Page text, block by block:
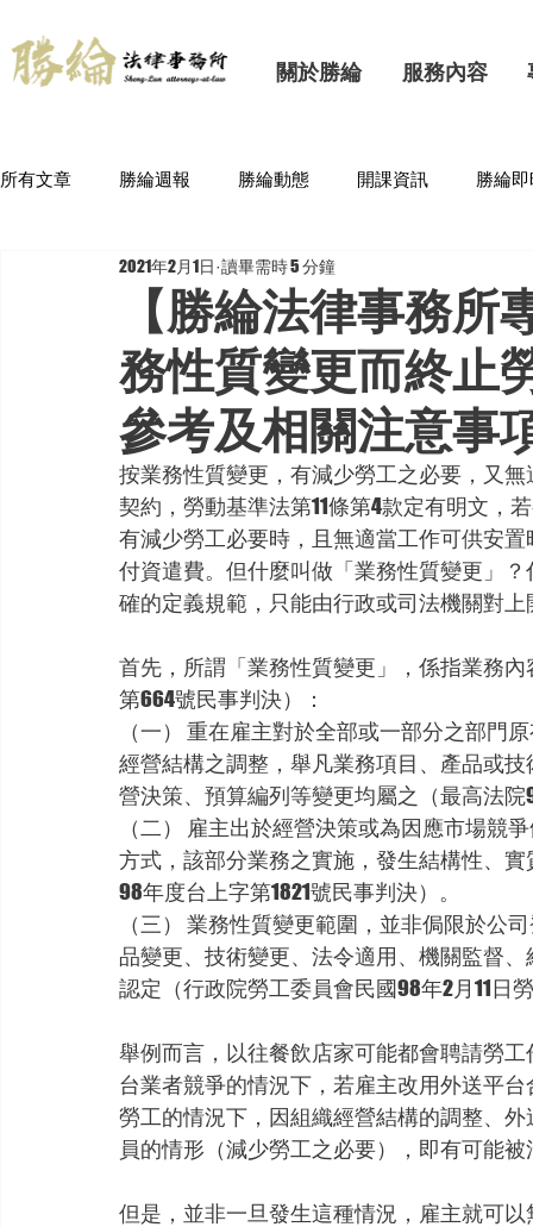
關於勝綸 服務內容
所有文章 勝綸週報 勝綸動態 開課資訊 勝綸
【勝綸法律事務
務性質變更而終止
參考及相關注意事
2021年2月1日 讀畢需時 5 分鐘
按業務性質變更，有減少勞工之必要，又
契約，勞動基準法第11條第4款定有明文，
有減少勞工必要時，且無適當工作可供安
付資遣費。但什麼叫做「業務性質變更」
確的定義規範，只能由行政或司法機關對
首先，所謂「業務性質變更」，係指業務
第664號民事判決）：
（一） 重在雇主對於全部或一部分之部門
經營結構之調整，舉凡業務項目、產品或
營決策、預算編列等變更均屬之（最高法
（二） 雇主出於經營決策或為因應市場競
方式，該部分業務之實施，發生結構性、
98年度台上字第1821號民事判決）。
（三） 業務性質變更範圍，並非侷限於公
品變更、技術變更、法令適用、機關監督
認定（行政院勞工委員會民國98年2月11日
舉例而言，以往餐飲店家可能都會聘請勞
台業者競爭的情況下，若雇主改用外送平
勞工的情況下，因組織經營結構的調整、
員的情形（減少勞工之必要），即有可能
但是，並非一旦發生這種情況，雇主就可